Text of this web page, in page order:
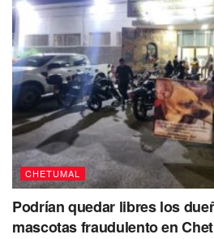
CHETUMAL
Podrían quedar libres los
mascotas fraudulento en